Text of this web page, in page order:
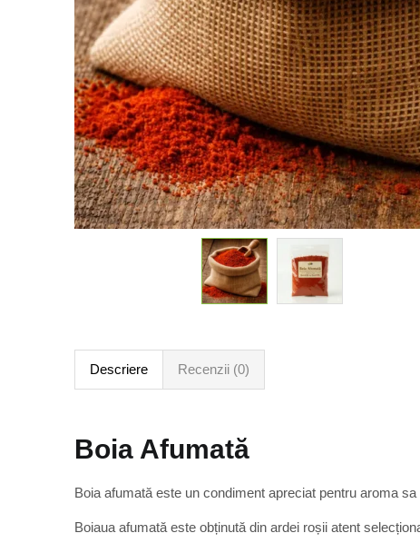
Descriere Recenzii (0)
Boia Afumată
Boia afumată este un condiment apreciat pentru aroma
Boiaua afumată este obținută din ardei roșii atent